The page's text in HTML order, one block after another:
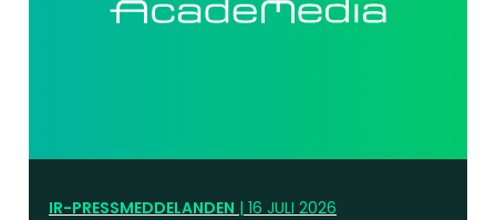
IR-PRESSMEDDELANDEN | 16 JULI 2026